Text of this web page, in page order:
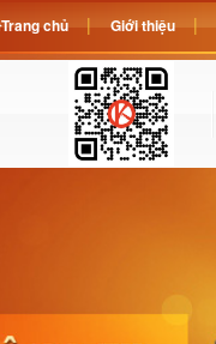
Trang chủ Giới thiệu